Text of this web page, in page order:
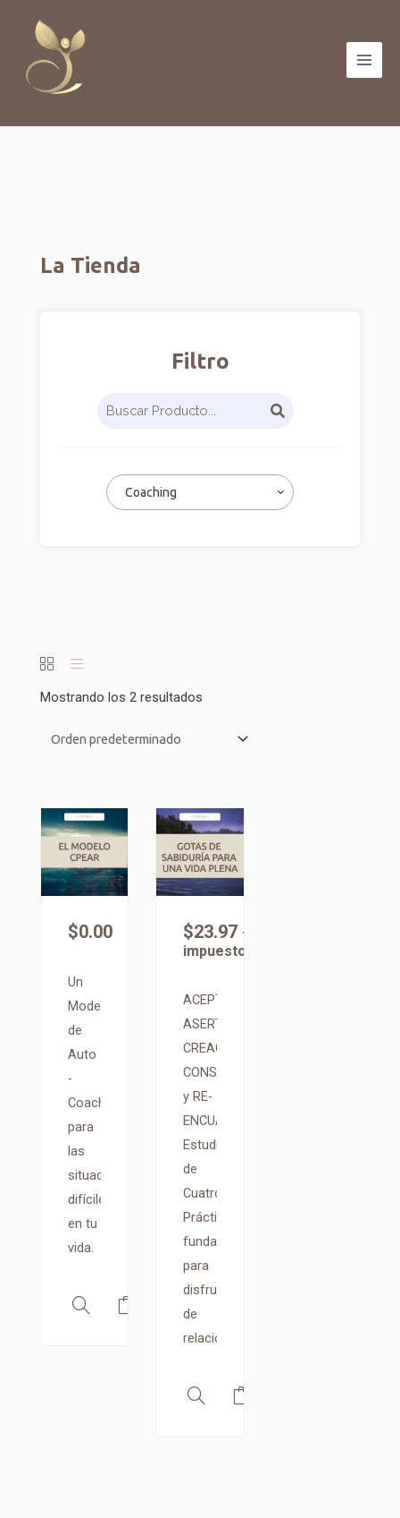
contenido
La Tienda
Filtro
Coaching
Mostrando los 2 resultados
$0.00
Un
Modelo
de
Auto
-
Coaching
para
las
situaciones
difíciles
en tu
vida.
$23.97 +
impuestos
ACEPTACIÓN,
ASERTIVIDAD,
CREACIÓN
CONSCIENTE
y RE-
ENCUADRE.
Estudio
de
Cuatro
Prácticas
fundamentales
para
disfrutar
de
relaciones